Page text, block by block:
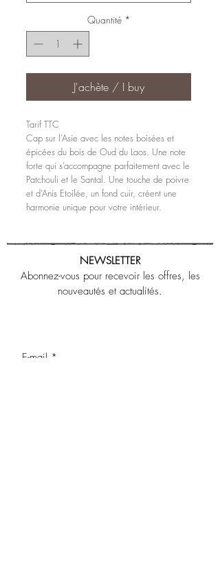
Quantité *
J'achète / I buy
Tarif TTC
Cap sur l’Asie avec les notes boisées et
épicées du bois de Oud du Laos. Une note
forte qui s’accompagne parfaitement avec le
Patchouli et le Santal. Une touche de poivre
et d’Anis Etoilée, un fond cuir, créent une
harmonie unique pour votre intérieur.
NEWSLETTER
Abonnez-vous pour recevoir les offres, les
nouveautés et actualités.